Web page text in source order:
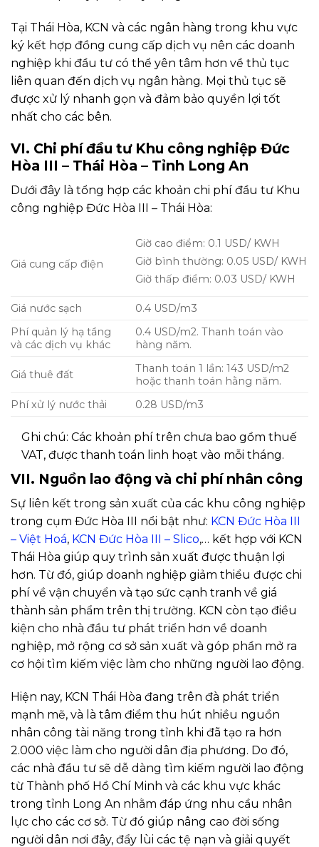
Tại Thái Hòa, KCN và các ngân hàng trong khu vực
ký kết hợp đồng cung cấp dịch vụ nên các doanh
nghiệp khi đầu tư có thể yên tâm hơn về thủ tục
liên quan đến dịch vụ ngân hàng. Mọi thủ tục sẽ
được xử lý nhanh gọn và đảm bảo quyền lợi tốt
nhất cho các bên.
VI. Chi phí đầu tư Khu công nghiệp Đức
Hòa III – Thái Hòa – Tỉnh Long An
Dưới đây là tổng hợp các khoản chi phí đầu tư Khu
công nghiệp Đức Hòa III – Thái Hòa:
Giá cung cấp điện
Giờ cao điểm: 0.1 USD/ KWH
Giờ bình thường: 0.05 USD/ KWH
Giờ thấp điểm: 0.03 USD/ KWH
Giá nước sạch
0.4 USD/m3
Phí quản lý hạ tầng
và các dịch vụ khác
0.4 USD/m2. Thanh toán vào
hàng năm.
Giá thuê đất
Thanh toán 1 lần: 143 USD/m2
hoặc thanh toán hằng năm.
Phí xử lý nước thải
0.28 USD/m3
Ghi chú: Các khoản phí trên chưa bao gồm thuế
VAT, được thanh toán linh hoạt vào mỗi tháng.
VII. Nguồn lao động và chi phí nhân công
Sự liên kết trong sản xuất của các khu công nghiệp
trong cụm Đức Hòa III nổi bật như: KCN Đức Hòa III
– Việt Hoá, KCN Đức Hòa III – Slico,… kết hợp với KCN
Thái Hòa giúp quy trình sản xuất được thuận lợi
hơn. Từ đó, giúp doanh nghiệp giảm thiểu được chi
phí về vận chuyển và tạo sức cạnh tranh về giá
thành sản phẩm trên thị trường. KCN còn tạo điều
kiện cho nhà đầu tư phát triển hơn về doanh
nghiệp, mở rộng cơ sở sản xuất và góp phần mở ra
cơ hội tìm kiếm việc làm cho những người lao động.
Hiện nay, KCN Thái Hòa đang trên đà phát triển
mạnh mẽ, và là tâm điểm thu hút nhiều nguồn
nhân công tài năng trong tỉnh khi đã tạo ra hơn
2.000 việc làm cho người dân địa phương. Do đó,
các nhà đầu tư sẽ dễ dàng tìm kiếm người lao động
từ Thành phố Hồ Chí Minh và các khu vực khác
trong tỉnh Long An nhằm đáp ứng nhu cầu nhân
lực cho các cơ sở. Từ đó giúp nâng cao đời sống
người dân nơi đây, đẩy lùi các tệ nạn và giải quyết